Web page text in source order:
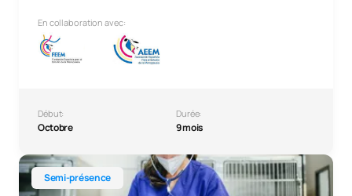
En collaboration avec:
Début:
Octobre
Durée:
9 mois
Semi-présence
Diplôme d'expert en médecine d'urgence des petits